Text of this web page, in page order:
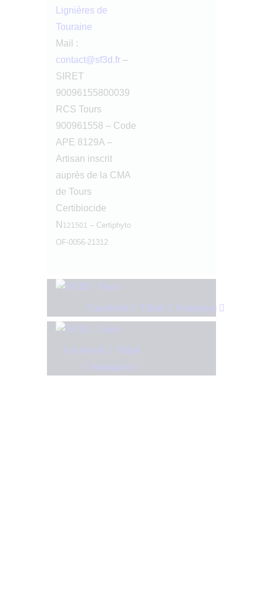
Lignières de
Touraine
Mail :
contact@sf3d.fr –
SIRET
90096155800039
RCS Tours
900961558 – Code
APE 8129A –
Artisan inscrit
auprès de la CMA
de Tours
Certibiocide
N 121501 – Certiphyto
OF-0056-21312
Facebook Tiktok Instagram
Facebook
Tiktok
Instagram